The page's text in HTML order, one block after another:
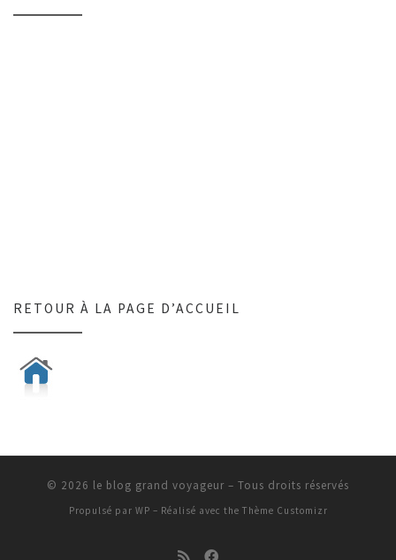
RETOUR À LA PAGE D’ACCUEIL
© 2026 le blog grand voyageur – Tous droits réservés
Propulsé par WP – Réalisé avec the Thème Customizr